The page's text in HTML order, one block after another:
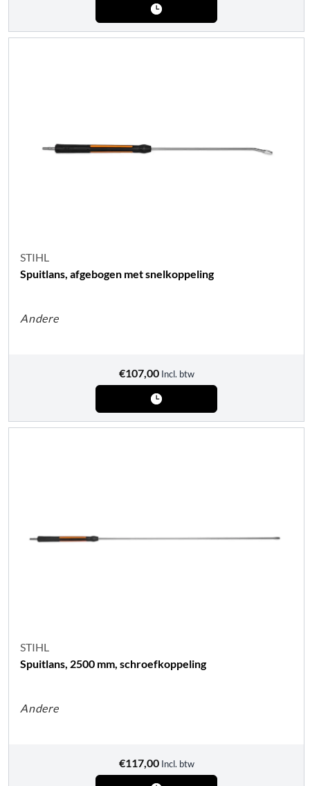
STIHL
Spuitlans, afgebogen met snelkoppeling
Andere
€107,00 Incl. btw
STIHL
Spuitlans, 2500 mm, schroefkoppeling
Andere
€117,00 Incl. btw